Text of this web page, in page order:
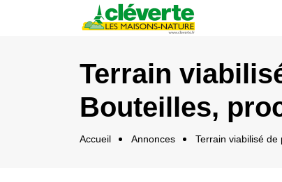
Terrain
Bouteilles,
Accueil Annonces Terrain viabilisé de
Panneau de gestion des cookies